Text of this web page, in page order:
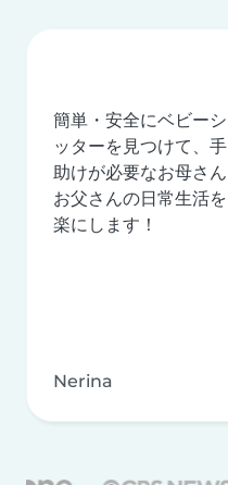
簡単・安全にベビーシ
ッターを見つけて、手
助けが必要なお母さん
お父さんの日常生活を
楽にします！
Nerina